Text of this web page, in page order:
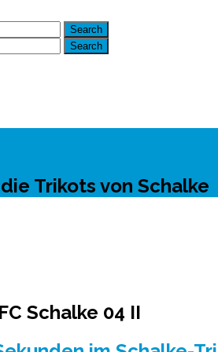
Trikots von Schalke
FC Schalke 04 II